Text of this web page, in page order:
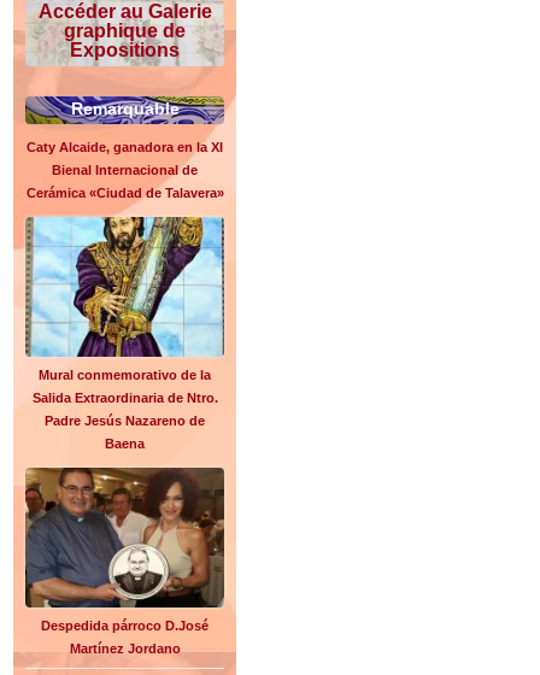
Accéder au Galerie
graphique de
Expositions
Remarquable
Caty Alcaide, ganadora en la XI
Bienal Internacional de
Cerámica «Ciudad de Talavera»
Mural conmemorativo de la
Salida Extraordinaria de Ntro.
Padre Jesús Nazareno de
Baena
Despedida párroco D.José
Martínez Jordano